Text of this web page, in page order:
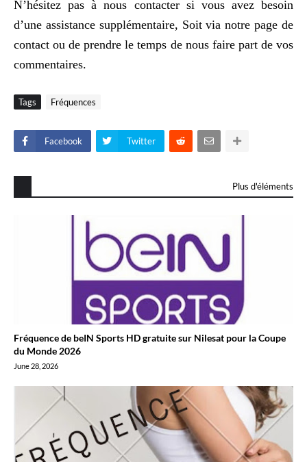
N’hésitez pas à nous contacter si vous avez besoin
d’une assistance supplémentaire, Soit via notre page de
contact ou de prendre le temps de nous faire part de vos
commentaires.
Tags Fréquences
Facebook Twitter
Plus d'éléments
Fréquence de beIN Sports HD gratuite sur Nilesat pour la Coupe
du Monde 2026
June 28, 2026